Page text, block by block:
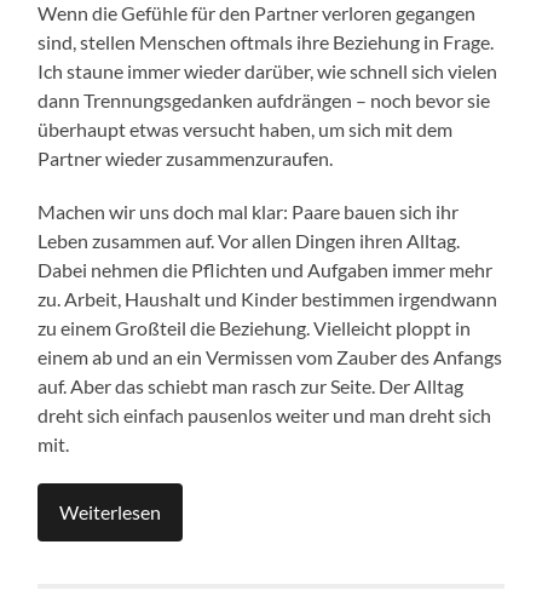
Wenn die Gefühle für den Partner verloren gegangen
sind, stellen Menschen oftmals ihre Beziehung in Frage.
Ich staune immer wieder darüber, wie schnell sich vielen
dann Trennungsgedanken aufdrängen – noch bevor sie
überhaupt etwas versucht haben, um sich mit dem
Partner wieder zusammenzuraufen.
Machen wir uns doch mal klar: Paare bauen sich ihr
Leben zusammen auf. Vor allen Dingen ihren Alltag.
Dabei nehmen die Pflichten und Aufgaben immer mehr
zu. Arbeit, Haushalt und Kinder bestimmen irgendwann
zu einem Großteil die Beziehung. Vielleicht ploppt in
einem ab und an ein Vermissen vom Zauber des Anfangs
auf. Aber das schiebt man rasch zur Seite. Der Alltag
dreht sich einfach pausenlos weiter und man dreht sich
mit.
Weiterlesen